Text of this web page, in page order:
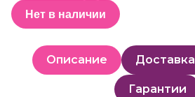
Нет в наличии
Описание Доставка
Гарантии